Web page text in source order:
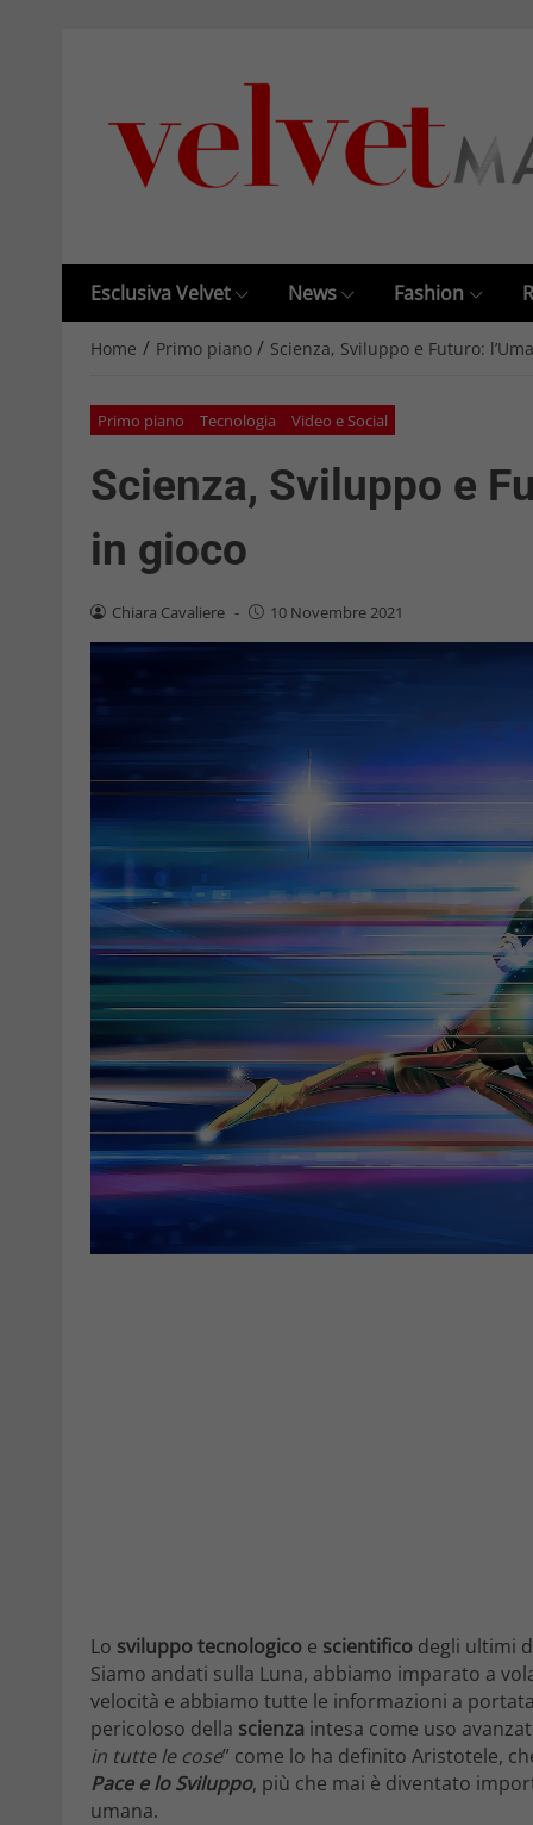
Esclusiva Velvet News Fashion
Home / Primo piano / Scienza, Sviluppo e Futuro:
Primo piano Tecnologia Video e Social
Scienza, Sviluppo e
in gioco
Chiara Cavaliere - 10 Novembre 2021
Lo sviluppo tecnologico e scientifico degli ultimi
Siamo andati sulla Luna, abbiamo imparato a
velocità e abbiamo tutte le informazioni a
pericoloso della scienza intesa come uso
in tutte le cose” come lo ha definito Aristotele,
Pace e lo Sviluppo, più che mai è diventato
umana.